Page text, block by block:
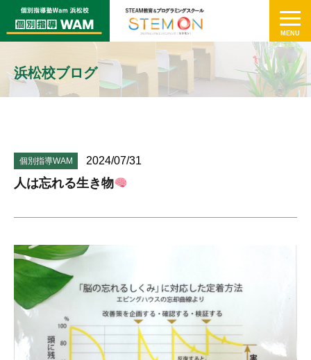
浜松校ブログ
個別指導WAM 2024/07/31
人は忘れる生き物